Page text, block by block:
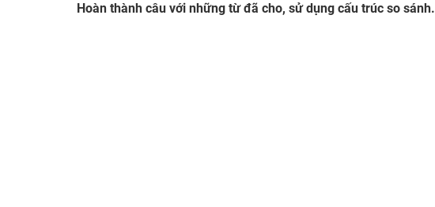
Hoàn thành câu với những từ đã cho, sử dụng cấu trúc so sánh.